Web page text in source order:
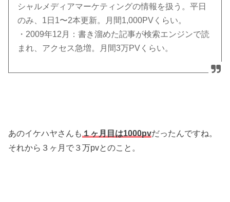
シャルメディアマーケティングの情報を扱う。平日
のみ、1日1〜2本更新。月間1,000PVくらい。
・2009年12月：書き溜めた記事が検索エンジンで読
まれ、アクセス急増。月間3万PVくらい。
あのイケハヤさんも １ヶ月目は1000pvだったんですね。
それから３ヶ月で３万pvとのこと。